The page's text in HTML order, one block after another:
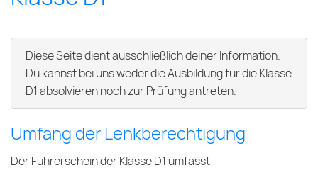
Diese Seite dient ausschließlich deiner Information.
Du kannst bei uns weder die Ausbildung für die Klasse
D1 absolvieren noch zur Prüfung antreten.
Umfang der Lenkberechtigung
Der Führerschein der Klasse D1 umfasst